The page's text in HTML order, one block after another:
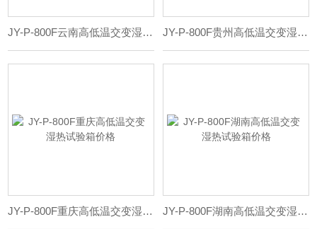
JY-P-800F云南高低温交变湿热试验箱价格 JY-P-800F贵州高低温交变湿热试验箱价格
JY-P-800F重庆高低温交变湿热试验箱价格 JY-P-800F湖南高低温交变湿热试验箱价格